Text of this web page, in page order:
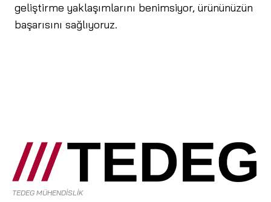
geliştirme yaklaşımlarını benimsiyor, ürününüzün
başarısını sağlıyoruz.
TEDEG MÜHENDİSLİK